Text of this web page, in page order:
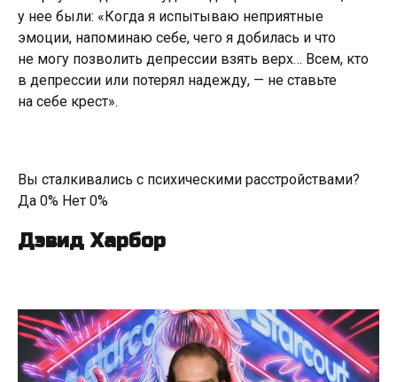
у нее были: «Когда я испытываю неприятные
эмоции, напоминаю себе, чего я добилась и что
не могу позволить депрессии взять верх… Всем, кто
в депрессии или потерял надежду, — не ставьте
на себе крест».
Вы сталкивались с психическими расстройствами?
Да 0% Нет 0%
Дэвид Харбор